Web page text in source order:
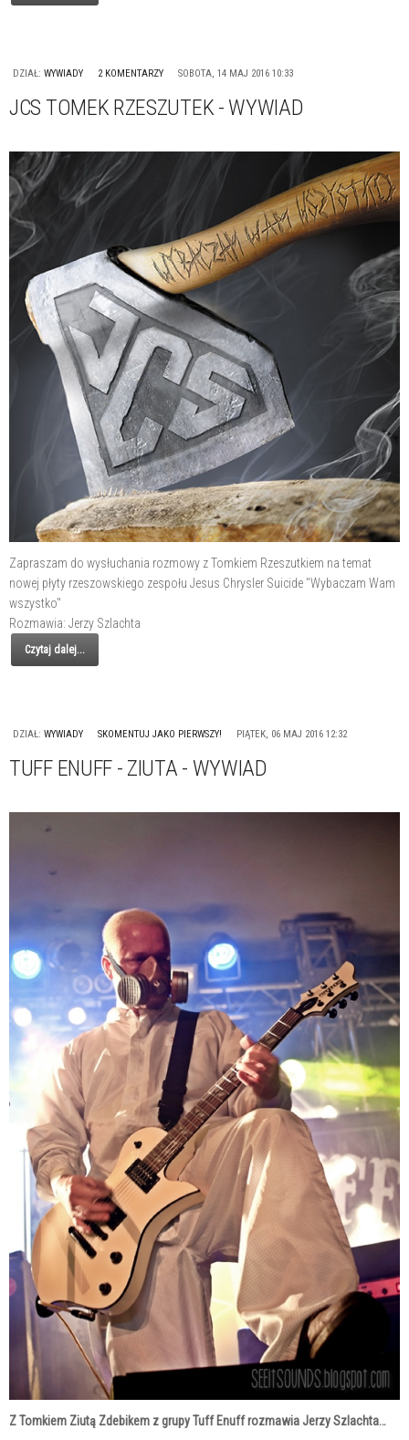
DZIAŁ: WYWIADY 2 KOMENTARZY SOBOTA, 14 MAJ 2016 10:33
JCS TOMEK RZESZUTEK - WYWIAD
Zapraszam do wysłuchania rozmowy z Tomkiem Rzeszutkiem na temat
nowej płyty rzeszowskiego zespołu Jesus Chrysler Suicide "Wybaczam Wam
wszystko"
Rozmawia: Jerzy Szlachta
Czytaj dalej...
DZIAŁ: WYWIADY SKOMENTUJ JAKO PIERWSZY! PIĄTEK, 06 MAJ 2016 12:32
TUFF ENUFF - ZIUTA - WYWIAD
Z Tomkiem Ziutą Zdebikem z grupy Tuff Enuff rozmawia Jerzy Szlachta…